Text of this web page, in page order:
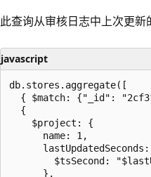
此查询从审核日志中上次更新
javascript
db.stores.aggregate([
{ $match: {"_id":
  {
    $project: {
      name: 1,
lastUpdatedSeconds:
$tsSecond:
      },